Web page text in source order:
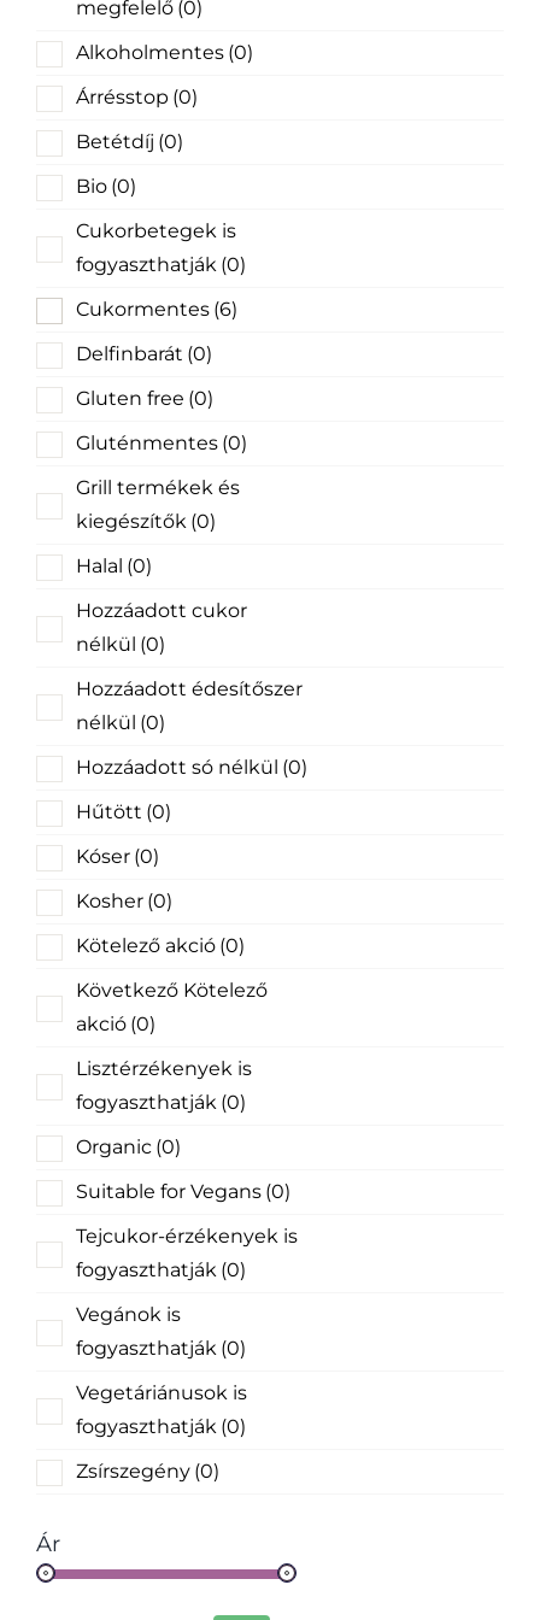
megfelelő (0)
Alkoholmentes (0)
Árrésstop (0)
Betétdíj (0)
Bio (0)
Cukorbetegek is
fogyaszthatják (0)
Cukormentes (6)
Delfinbarát (0)
Gluten free (0)
Gluténmentes (0)
Grill termékek és
kiegészítők (0)
Halal (0)
Hozzáadott cukor
nélkül (0)
Hozzáadott édesítőszer
nélkül (0)
Hozzáadott só nélkül (0)
Hűtött (0)
Kóser (0)
Kosher (0)
Kötelező akció (0)
Következő Kötelező
akció (0)
Lisztérzékenyek is
fogyaszthatják (0)
Organic (0)
Suitable for Vegans (0)
Tejcukor-érzékenyek is
fogyaszthatják (0)
Vegánok is
fogyaszthatják (0)
Vegetáriánusok is
fogyaszthatják (0)
Zsírszegény (0)
Ár